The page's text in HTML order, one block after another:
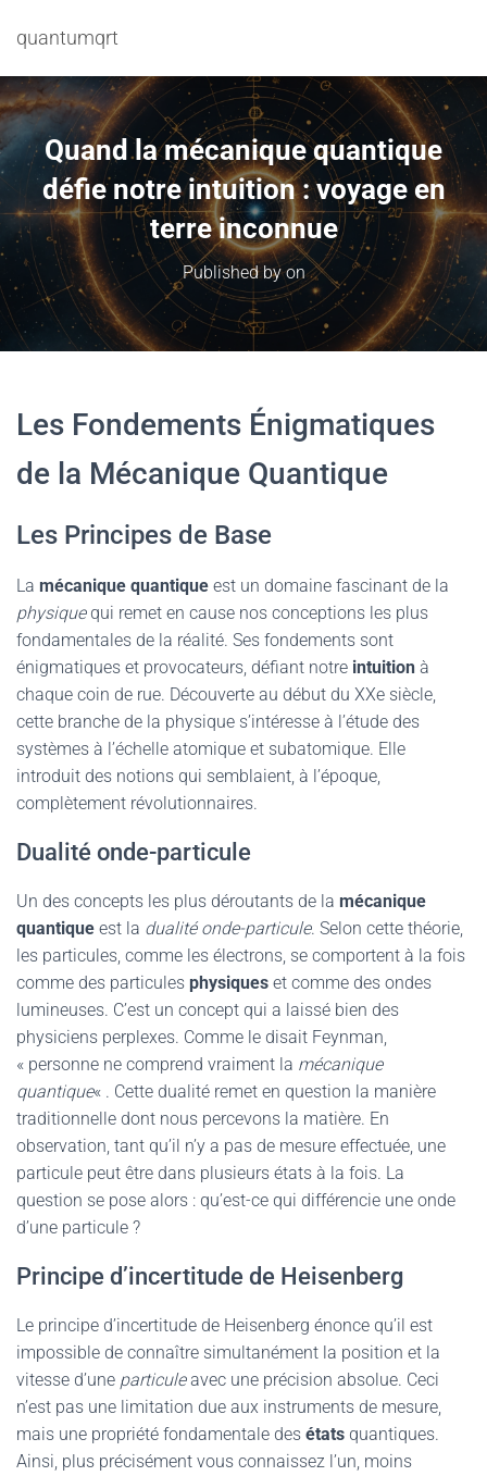
quantumqrt
Quand la mécanique quantique
défie notre intuition : voyage en
terre inconnue
Published byon
Les Fondements Énigmatiques
de la Mécanique Quantique
Les Principes de Base
La mécanique quantique est un domaine fascinant de la
physiquequi remet en cause nos conceptions les plus
fondamentales de la réalité. Ses fondements sont
énigmatiques et provocateurs, défiant notre intuition à
chaque coin de rue. Découverte au début du XXe siècle,
cette branche de la physique s’intéresse à l’étude des
systèmes à l’échelle atomique et subatomique. Elle
introduit des notions qui semblaient, à l’époque,
complètement révolutionnaires.
Dualité onde-particule
Un des concepts les plus déroutants de la mécanique
quantique est la dualité onde-particule. Selon cette théorie,
les particules, comme les électrons, se comportent à la fois
comme des particules physiques et comme des ondes
lumineuses. C’est un concept qui a laissé bien des
physiciens perplexes. Comme le disait Feynman,
« personne ne comprend vraiment la mécanique
quantique« . Cette dualité remet en question la manière
traditionnelle dont nous percevons la matière. En
observation, tant qu’il n’y a pas de mesure effectuée, une
particule peut être dans plusieurs états à la fois. La
question se pose alors : qu’est-ce qui différencie une onde
d’une particule ?
Principe d’incertitude de Heisenberg
Le principe d’incertitude de Heisenberg énonce qu’il est
impossible de connaître simultanément la position et la
vitesse d’une particuleavec une précision absolue. Ceci
n’est pas une limitation due aux instruments de mesure,
mais une propriété fondamentale des états quantiques.
Ainsi, plus précisément vous connaissez l’un, moins